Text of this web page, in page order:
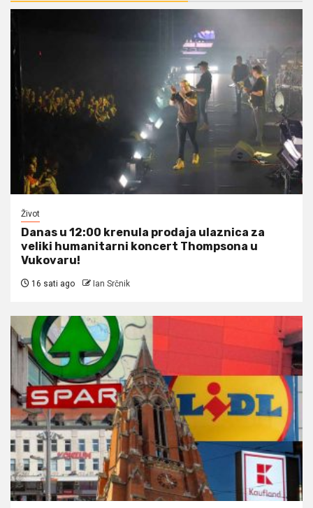
Život
Danas u 12:00 krenula prodaja ulaznica za
veliki humanitarni koncert Thompsona u
Vukovaru!
16 sati ago Ian Srčnik